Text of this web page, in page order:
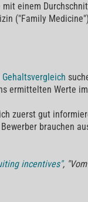
einem
("Family
ermittelten Werte
zuerst gut
brauchen
incentives",